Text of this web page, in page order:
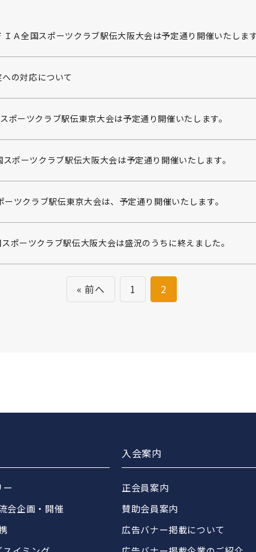
Ａ全国スポーツクラブ駅伝大阪大会は予定通り開催いたしま
の対応について
ーツクラブ駅伝東京大会は予定通り開催いたします。
ポーツクラブ駅伝大阪大会は予定通り開催いたします。
ツクラブ駅伝東京大会は、予定通り開催いたします。
ポーツクラブ駅伝大阪大会は盛況のうちに終えました。
« 前へ 1 2
ー
会企画・開催
入会案内
正会員案内
賛助会員案内
広告バナー掲載について